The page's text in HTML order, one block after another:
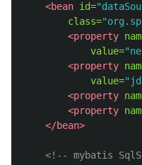
<bean id=
class=
<property
value=
<property
value=
<property
<property
</bean>
<!-- mybatis